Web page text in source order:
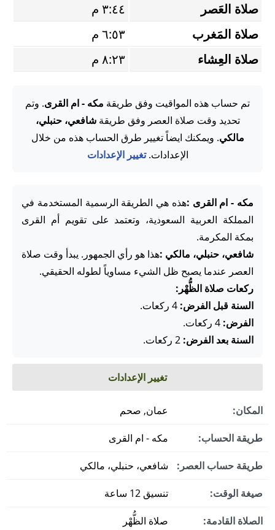
صلاة العَصر
٣:٤٤ م
صلاة المَغرب
٦:٥٣ م
صلاة العِشاء
٨:٢٣ م
تم حساب هذه المواقيت وفق طريقة مكه - ام القرى. وتم
تحديد وقت صلاة العصر وفق طريقةشافعي، حنبلي،
مالكي. ويمكنك ايضاً تغيير طرق الحساب هذه من خلال
الإعدادات.تغيير الإعدادات
مكه - ام القرى :هذه هي الطريقة الرسمية المستخدمة في
المملكة العربية السعودية، وتعتمد على تقويم أم القرى
بمكة المكرمة.
شافعي، حنبلي، مالكي :هذا هو رأي الجمهور. يبدأ وقت صلاة
العصر عندما يصبح ظل الشيء مساوياً لطوله الحقيقي.
ركعات صلاة الظُّهْر:
السنة قبل الفرض:
الفرض:
السنة بعد الفرض:
تغيير الإعدادات
المكان: عمان, صحم
طريقة الحساب: مكه - ام القرى
طريقة حساب العصر: شافعي، حنبلي، مالكي
صيغة الوقت: تنسيق 12 ساعة
الصلاة القادمة: صلاة الظُّهْر